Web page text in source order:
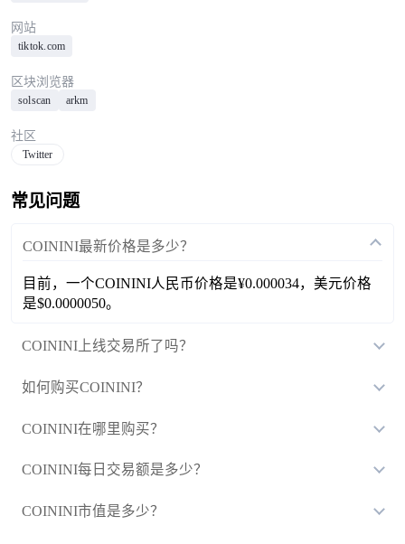
网站
tiktok.com
区块浏览器
solscan arkm
社区
Twitter
常见问题
COININI最新价格是多少？
目前，一个COININI人民币价格是¥0.000034，美元价格
是$0.0000050。
COININI上线交易所了吗？
如何购买COININI？
COININI在哪里购买？
COININI每日交易额是多少？
COININI市值是多少？